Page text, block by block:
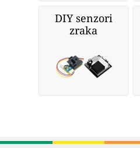
DIY senzori
zraka